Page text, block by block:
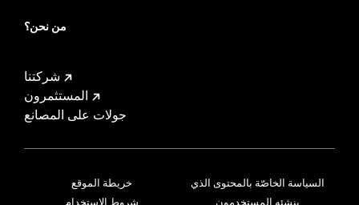
من نحن؟
شركتنا
المستثمرون
جولات على المصانع
خريطة الموقع
شروط الاستخدام
السياسة الخاصّة بالمحتوى الذي
ينشئه المستخدمون